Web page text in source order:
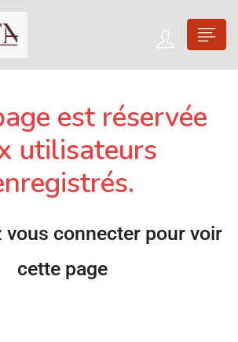
est réservée
utilisateurs
vous connecter pour voir
cette page